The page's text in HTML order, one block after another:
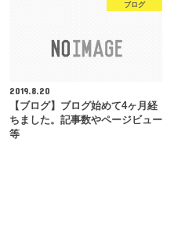
ブログ
2019.8.20
【ブログ】ブログ始めて4ヶ月経
ちました。記事数やページビュー
等